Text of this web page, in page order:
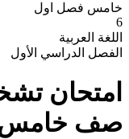
خامس فصل اول
6
اللغة العربية
الفصل الدراسي الأول
امتحان
صف خامس